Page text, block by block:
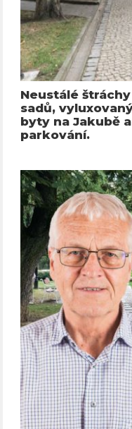
Neustálé
sadů,
byty na Jakubě
parkování.